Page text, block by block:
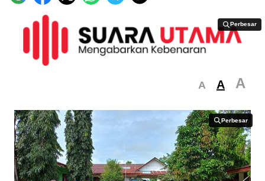
Perbesar
Perbesar
A A A
Perbesar
Perbesar